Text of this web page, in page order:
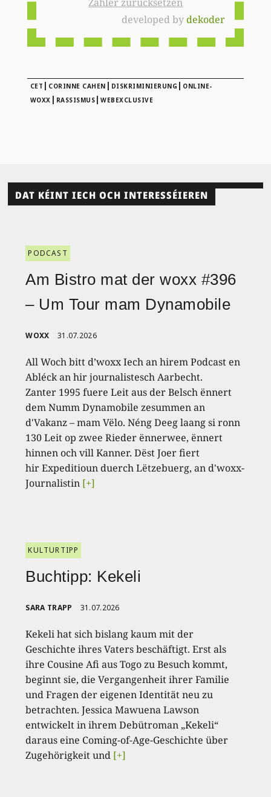
developed bydekoder
CET | CORINNE CAHEN | DISKRIMINIERUNG | ONLINE-
WOXX | RASSISMUS |WEBEXCLUSIVE
DAT KÉINT IECH OCH INTERESSÉIEREN
PODCAST
Am Bistro mat der woxx #396
– Um Tour mam Dynamobile
WOXX 31.07.2026
All Woch bitt d’woxx Iech an hirem Podcast en
Abléck an hir journalistesch Aarbecht.
Zanter 1995 fuere Leit aus der Belsch ënnert
dem Numm Dynamobile zesummen an
d'Vakanz – mam Vëlo. Néng Deeg laang si ronn
130 Leit op zwee Rieder ënnerwee, ënnert
hinnen och vill Kanner. Dëst Joer fiert
hir Expeditioun duerch Lëtzebuerg, an d'woxx-
Journalistin [+]
KULTURTIPP
Buchtipp: Kekeli
SARA TRAPP 31.07.2026
Kekeli hat sich bislang kaum mit der
Geschichte ihres Vaters beschäftigt. Erst als
ihre Cousine Afi aus Togo zu Besuch kommt,
beginnt sie, die Vergangenheit ihrer Familie
und Fragen der eigenen Identität neu zu
betrachten. Jessica Mawuena Lawson
entwickelt in ihrem Debütroman „Kekeli“
daraus eine Coming-of-Age-Geschichte über
Zugehörigkeit und [+]